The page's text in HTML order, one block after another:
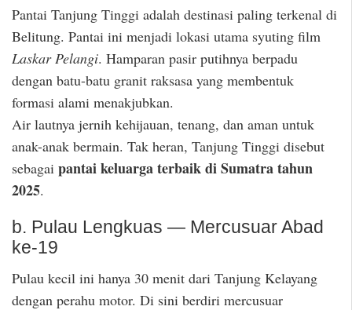
Pantai Tanjung Tinggi adalah destinasi paling terkenal di
Belitung. Pantai ini menjadi lokasi utama syuting film
Laskar Pelangi. Hamparan pasir putihnya berpadu
dengan batu-batu granit raksasa yang membentuk
formasi alami menakjubkan.
Air lautnya jernih kehijauan, tenang, dan aman untuk
anak-anak bermain. Tak heran, Tanjung Tinggi disebut
sebagai pantai keluarga terbaik di Sumatra tahun
2025.
b. Pulau Lengkuas — Mercusuar Abad
ke-19
Pulau kecil ini hanya 30 menit dari Tanjung Kelayang
dengan perahu motor. Di sini berdiri mercusuar